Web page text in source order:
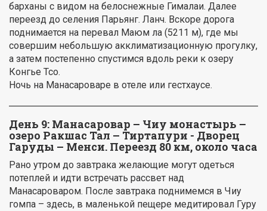
барханы с видом на белоснежные Гималаи. Далее
переезд до селения Парьянг. Ланч. Вскоре дорога
поднимается на перевал Маюм ла (5211 м), где мы
совершим небольшую акклиматизационную прогулку,
а затем постепенно спустимся вдоль реки к озеру
Конгье Тсо.
Ночь на Манасароваре в отеле или гестхаусе.
День 9: Манасаровар – Чиу монастырь –
озеро Ракшас Тал – Тиртапури - Дворец
Гаруды – Менси. Переезд 80 км, около часа
Рано утром до завтрака желающие могут одеться
потеплей и идти встречать рассвет над
Манасароваром. После завтрака поднимемся в Чиу
гомпа – здесь, в маленькой пещере медитировал Гуру